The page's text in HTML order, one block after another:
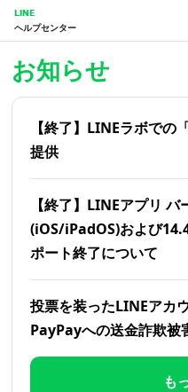
LINE
ヘルプセンター
お知らせ
【終了】LINEラボでの
提供
【終了】LINEアプリ
(iOS/iPadOS)および
ポート終了について
投票を装ったLINEアカ
PayPayへの送金詐欺被
も